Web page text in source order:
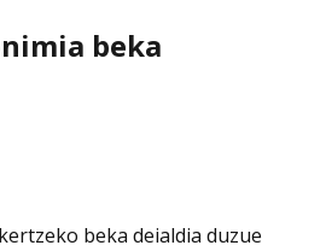
beka
beka deialdia duzue